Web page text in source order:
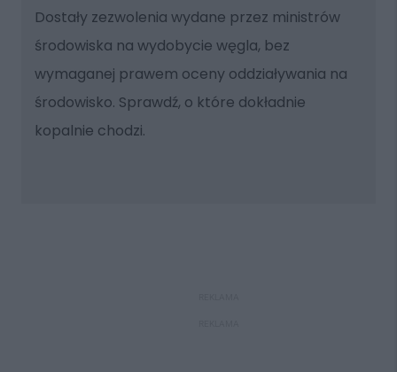
Dostały zezwolenia wydane przez ministrów
środowiska na wydobycie węgla, bez
wymaganej prawem oceny oddziaływania na
środowisko. Sprawdź, o które dokładnie
kopalnie chodzi.